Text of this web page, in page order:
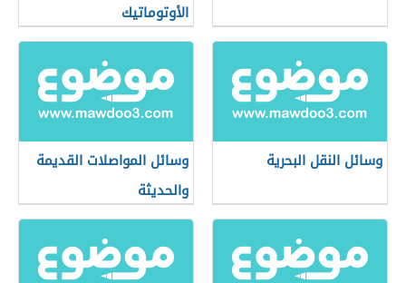
الأوتوماتيك
وسائل النقل البحرية
وسائل المواصلات القديمة
والحديثة